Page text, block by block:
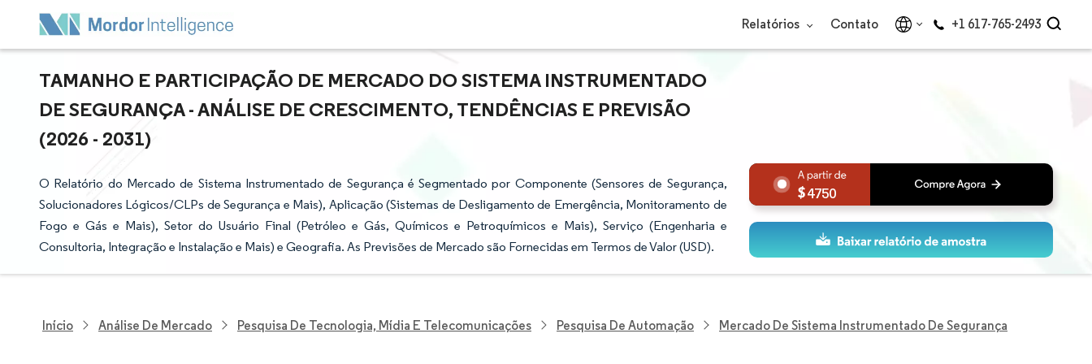
Relatórios Contato +1 617-765-2493
TAMANHO E PARTICIPAÇÃO DE MERCADO DO SISTEMA INSTRUMENTADO
DE SEGURANÇA - ANÁLISE DE CRESCIMENTO, TENDÊNCIAS E PREVISÃO
(2026 - 2031)
O Relatório do Mercado de Sistema Instrumentado de Segurança é Segmentado por Componente (Sensores de Segurança,
Solucionadores Lógicos/CLPs de Segurança e Mais), Aplicação (Sistemas de Desligamento de Emergência, Monitoramento de
Fogo e Gás e Mais), Setor do Usuário Final (Petróleo e Gás, Químicos e Petroquímicos e Mais), Serviço (Engenharia e
Consultoria, Integração e Instalação e Mais) e Geografia. As Previsões de Mercado são Fornecidas em Termos de Valor (USD).
4750
Início Análise De Mercado Pesquisa De Tecnologia, Mídia E Telecomunicações Pesquisa De Automação Mercado De Sistema Instrumentado De Segurança